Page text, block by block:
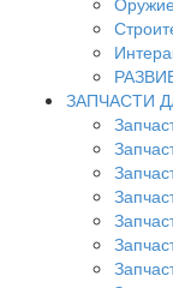
ЗАПЧАСТИ